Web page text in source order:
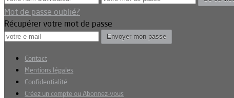
Mot de passe oublié?
Récupérer votre mot de passe
Contact
Mentions légales
Confidentialité
Créez un compte ou Abonnez-vous